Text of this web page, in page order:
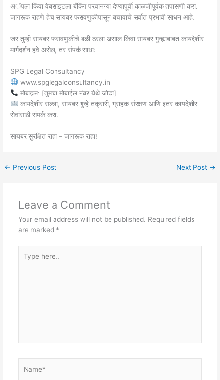
अॅपला किंवा वेबसाइटला बँकिंग परवानग्या देण्यापूर्वी काळजीपूर्वक तपासणी करा.
जागरूक राहणे हेच सायबर फसवणुकीपासून बचावाचे सर्वात प्रभावी साधन आहे.
जर तुम्ही सायबर फसवणुकीचे बळी ठरला असाल किंवा सायबर गुन्ह्याबाबत कायदेशीर
मार्गदर्शन हवे असेल, तर संपर्क साधा:
SPG Legal Consultancy
www.spglegalconsultancy.in
मोबाइल: [तुमचा मोबाईल नंबर येथे जोडा]
कायदेशीर सल्ला, सायबर गुन्हे तक्रारी, ग्राहक संरक्षण आणि इतर कायदेशीर
सेवांसाठी संपर्क करा.
सायबर सुरक्षित राहा – जागरूक राहा!
← Previous Post Next Post →
Leave a Comment
Your email address will not be published. Required fields
are marked *
here..